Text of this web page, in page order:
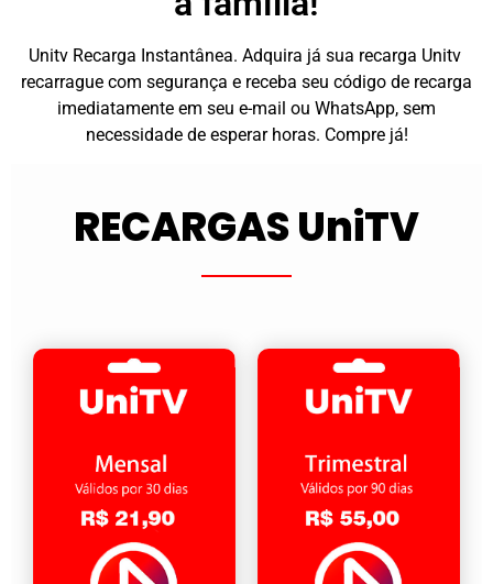
Unitv Recarga Instantânea. Adquira já sua recarga Unitv
recarrague com segurança e receba seu código de recarga
imediatamente em seu e-mail ou WhatsApp, sem
necessidade de esperar horas. Compre já!
RECARGAS UniTV